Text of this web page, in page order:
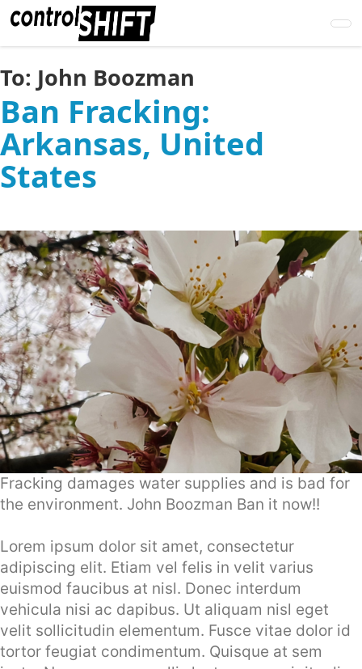
Skip
to
main
content
To: John Boozman
Ban Fracking:
Arkansas, United
States
Fracking damages water supplies and is bad for
the environment. John Boozman Ban it now!!
Lorem ipsum dolor sit amet, consectetur
adipiscing elit. Etiam vel felis in velit varius
euismod faucibus at nisl. Donec interdum
vehicula nisi ac dapibus. Ut aliquam nisl eget
velit sollicitudin elementum. Fusce vitae dolor id
tortor feugiat condimentum. Quisque at sem